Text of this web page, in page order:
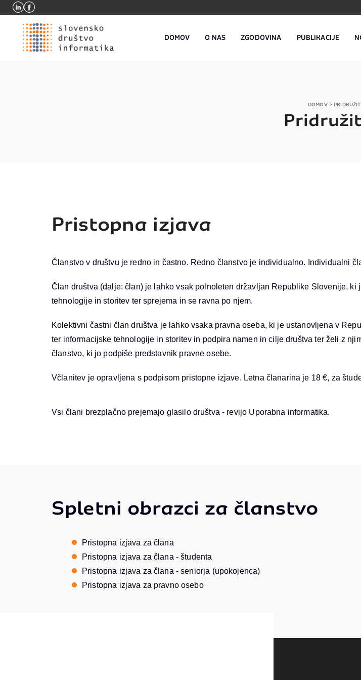
DOMOV O NAS ZGODOVINA PUBLIKACIJE
DOMOV>
Pristopna izjava
Članstvo v društvu je redno in častno. Redno članstvo je individualno. Individualni
Član društva (dalje: član) je lahko vsak polnoleten državljan Republike Slovenije,
tehnologije in storitev ter sprejema in se ravna po njem.
Kolektivni častni član društva je lahko vsaka pravna oseba, ki je ustanovljena v
ter informacijske tehnologije in storitev in podpira namen in cilje društva ter želi z
članstvo, ki jo podpiše predstavnik pravne osebe.
Včlanitev je opravljena s podpisom pristopne izjave. Letna članarina je 18 €, za
Vsi člani brezplačno prejemajo glasilo društva - revijo Uporabna informatika.
Spletni obrazci za članstvo
Pristopna izjava za člana
Pristopna izjava za člana - študenta
Pristopna izjava za člana - seniorja (upokojenca)
Pristopna izjava za pravno osebo